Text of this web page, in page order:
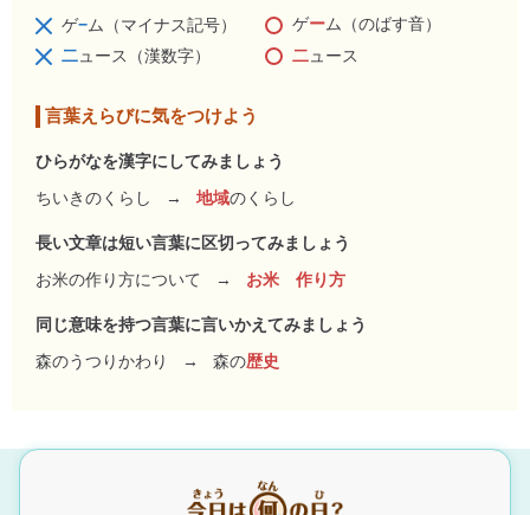
ゲ−ム（マイナス記号） ゲーム（のばす音）
二ュース（漢数字） 二ュース
言葉えらびに気をつけよう
ひらがなを漢字にしてみましょう
ちいきのくらし
→ 地域のくらし
長い文章は短い言葉に区切ってみましょう
お米の作り方について
→ お米 作り方
同じ意味を持つ言葉に言いかえてみましょう
森のうつりかわり
→ 森の歴史